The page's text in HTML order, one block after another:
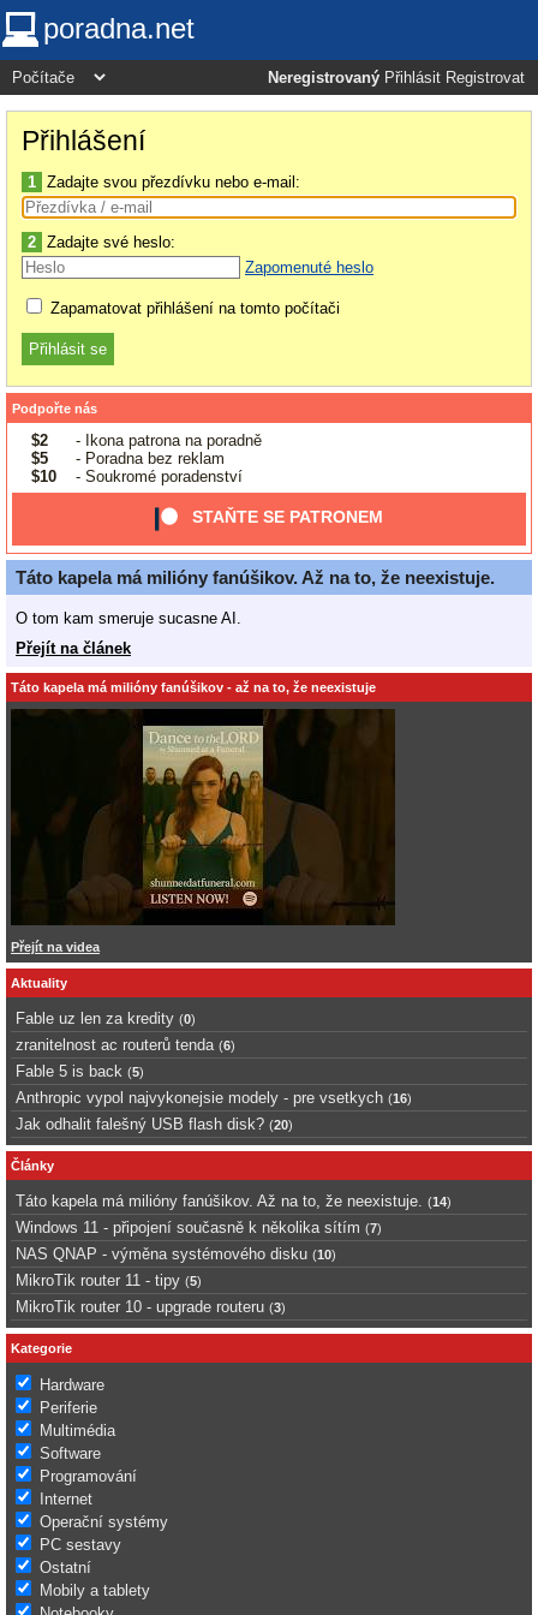
poradna.net
Neregistrovaný Přihlásit Registrovat
Přihlášení
1 Zadajte svou přezdívku nebo e-mail:
2 Zadajte své heslo:
Zapomenuté heslo
Zapamatovat přihlášení na tomto počítači
Podpořte nás
$2
- Ikona patrona na poradně
$5
- Poradna bez reklam
$10
- Soukromé poradenství
STAŇTE SE PATRONEM
Táto kapela má milióny fanúšikov. Až na to, že neexistuje.
O tom kam smeruje sucasne AI.
Přejít na článek
Táto kapela má milióny fanúšikov - až na to, že neexistuje
Přejít na videa
Aktuality
Fable uz len za kredity (0)
zranitelnost ac routerů tenda (6)
Fable 5 is back (5)
Anthropic vypol najvykonejsie modely - pre vsetkych (16)
Jak odhalit falešný USB flash disk? (20)
Články
Táto kapela má milióny fanúšikov. Až na to, že neexistuje. (14)
Windows 11 - připojení současně k několika sítím (7)
NAS QNAP - výměna systémového disku (10)
MikroTik router 11 - tipy (5)
MikroTik router 10 - upgrade routeru (3)
Kategorie
Hardware
Periferie
Multimédia
Software
Programování
Internet
Operační systémy
PC sestavy
Ostatní
Mobily a tablety